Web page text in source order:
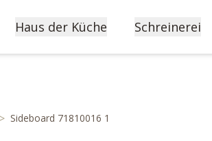
Haus der Küche Schreinerei
> Sideboard 71810016 1